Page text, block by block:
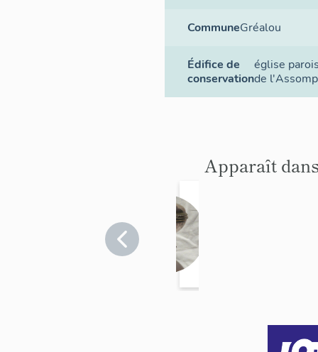
CommuneGréalou
Édifice de
conservation
église
de
Apparaît